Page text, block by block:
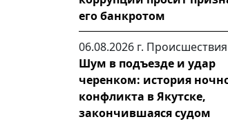
его банкротом
06.08.2026 г. Происшествия
Шум в подъезде и удар
черенком: история
конфликта в Якутске,
закончившаяся судом